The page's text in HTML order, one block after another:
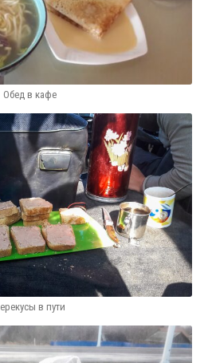
Обед в кафе
в пути